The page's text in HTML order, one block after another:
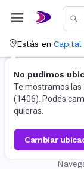
Estás en Capital
No pudimos
Te mostramos las
(1406). Podés
quieras.
cambiar